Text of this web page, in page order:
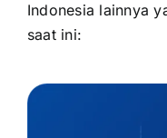
Indonesia lainnya
saat ini: